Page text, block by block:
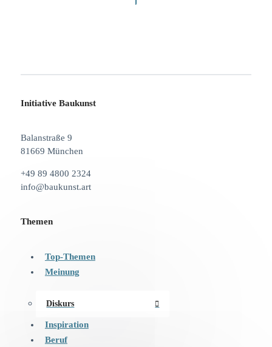
Initiative Baukunst
Balanstraße 9
81669 München
+49 89 4800 2324
info@baukunst.art
Themen
Top-Themen
Meinung
Diskurs
Inspiration
Beruf